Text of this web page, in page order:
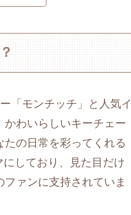
「モンチッチ」と人気イ
わいらしいキーチェー
の日常を彩ってくれる
しており、見た目だけ
ァンに支持されていま